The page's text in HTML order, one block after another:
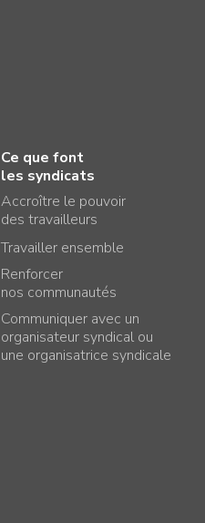
Ce que font
les syndicats
Accroître le pouvoir
des travailleurs
Travailler ensemble
Renforcer
nos communautés
Communiquer avec un
organisateur syndical ou
une organisatrice syndicale